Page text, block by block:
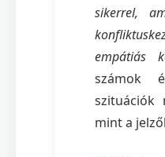
sikerrel,
empátiás
számok
szituációk
mint a